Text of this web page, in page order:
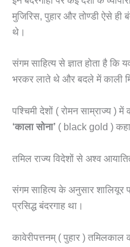
मुजिरिस, पुहार और तोण्डी ऐसे ही
थे।
संगम साहित्य से ज्ञात होता है कि
भरकर लाते थे और बदले में काली
पश्चिमी देशों ( रोमन साम्राज्य )
‘काला सोना’ ( black gold ) कहा
तमिल राज्य विदेशों से अश्व
संगम साहित्य के अनुसार शालियूर
प्रसिद्ध बंदरगाह था।
कावेरीपत्तनम् ( पुहार ) तमिलकाल